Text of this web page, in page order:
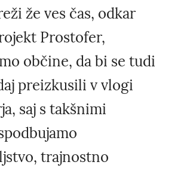
že ves čas, odkar
Prostofer,
občine, da bi se tudi
preizkusili v vlogi
saj s takšnimi
trajnostno